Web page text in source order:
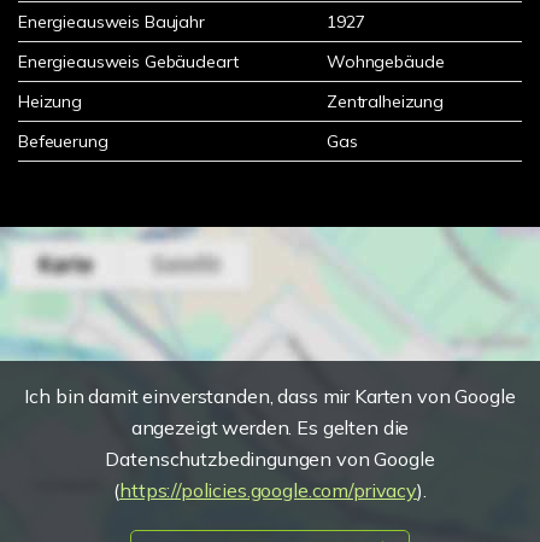
Energieausweis Baujahr
1927
Energieausweis Gebäudeart
Wohngebäude
Heizung
Zentralheizung
Befeuerung
Gas
Ich bin damit einverstanden, dass mir Karten von Google
angezeigt werden. Es gelten die
Datenschutzbedingungen von Google
(https://policies.google.com/privacy).